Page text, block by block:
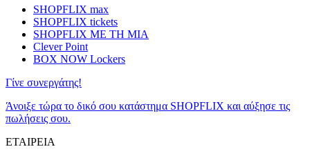
SHOPFLIX max
SHOPFLIX tickets
SHOPFLIX ΜΕ ΤΗ ΜΙΑ
Clever Point
BOX NOW Lockers
Γίνε συνεργάτης!
Άνοιξε τώρα το δικό σου κατάστημα SHOPFLIX και αύξησε τις
πωλήσεις σου.
ΕΤΑΙΡΕΙΑ